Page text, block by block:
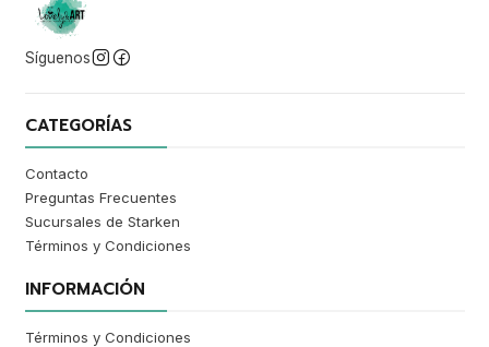
Síguenos
CATEGORÍAS
Contacto
Preguntas Frecuentes
Sucursales de Starken
Términos y Condiciones
INFORMACIÓN
Términos y Condiciones